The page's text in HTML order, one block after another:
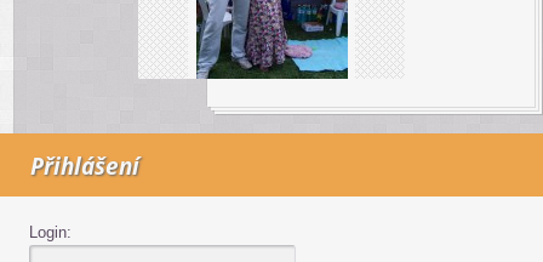
Přihlášení
Login: